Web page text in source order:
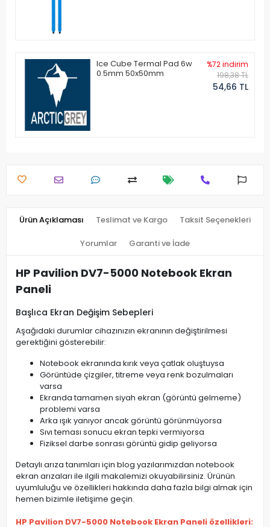
Ice Cube Termal Pad 6w
0.5mm 50x50mm
%72 indirim
198,38 TL
54,66 TL
Ürün Açıklaması Teslimat ve Kargo Taksit Seçenekleri
Yorumlar Garanti ve İade
HP Pavilion DV7-5000 Notebook Ekran
Paneli
Başlıca Ekran Değişim Sebepleri
Aşağıdaki durumlar cihazınızın ekranının değiştirilmesi
gerektiğini gösterebilir:
Notebook ekranında kırık veya çatlak oluştuysa
Görüntüde çizgiler, titreme veya renk bozulmaları
varsa
Ekranda tamamen siyah ekran (görüntü gelmeme)
problemi varsa
Arka ışık yanıyor ancak görüntü görünmüyorsa
Sıvı teması sonucu ekran tepki vermiyorsa
Fiziksel darbe sonrası görüntü gidip geliyorsa
Detaylı arıza tanımları için blog yazılarımızdan notebook
ekran arızaları ile ilgili makalemizi okuyabilirsiniz. Ürünün
uyumluluğu ve özellikleri hakkında daha fazla bilgi almak için
hemen bizimle iletişime geçin.
HP Pavilion DV7-5000 Notebook Ekran Paneli özellikleri: